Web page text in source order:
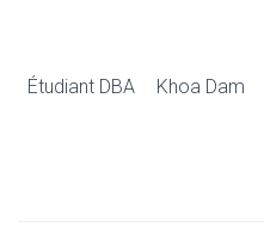
Étudiant DBA Khoa Dam